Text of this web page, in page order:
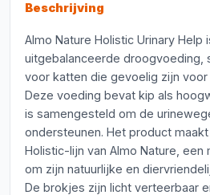
Beschrijving
Almo Nature Holistic Urinary Help
uitgebalanceerde droogvoeding,
voor katten die gevoelig zijn
Deze voeding bevat kip als
is samengesteld om de
ondersteunen. Het product
Holistic-lijn van Almo Nature,
om zijn natuurlijke en
De brokjes zijn licht verteerbaar